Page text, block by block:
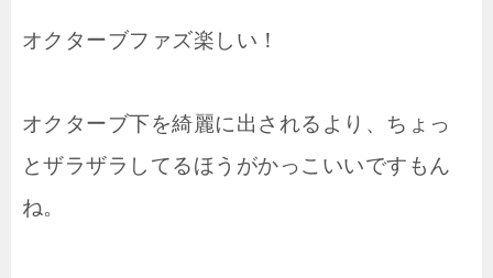
オクターブファズ楽しい！
オクターブ下を綺麗に出されるより、ちょっ
とザラザラしてるほうがかっこいいですもん
ね。